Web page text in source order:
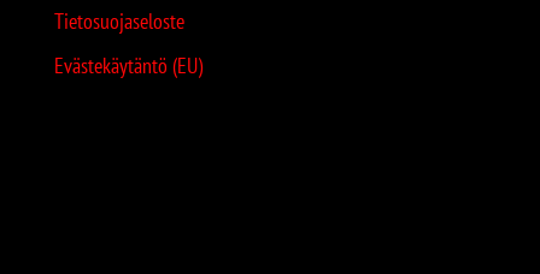
Tietosuojaseloste
Evästekäytäntö (EU)